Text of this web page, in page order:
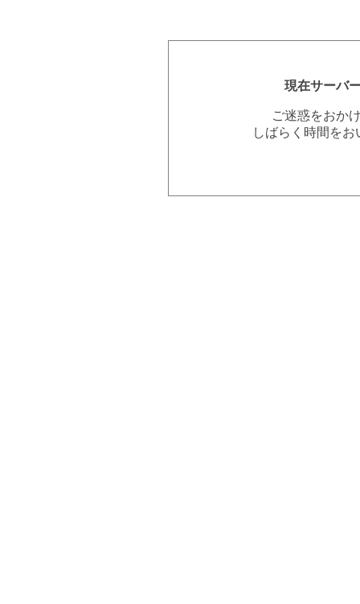
現在サーバ
ご迷惑をおか
しばらく時間を